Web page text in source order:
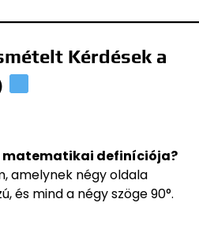
Kérdések a
matematikai definíciója?
amelynek négy oldala
és mind a négy szöge 90°.